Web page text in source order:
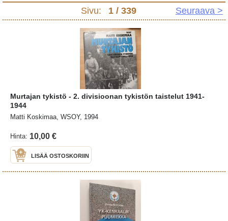
Sivu: 1 / 339 Seuraava >
Murtajan tykistö - 2. divisioonan tykistön taistelut 1941-
1944
Matti Koskimaa, WSOY, 1994
Hinta: 10,00 €
LISÄÄ OSTOSKORIIN